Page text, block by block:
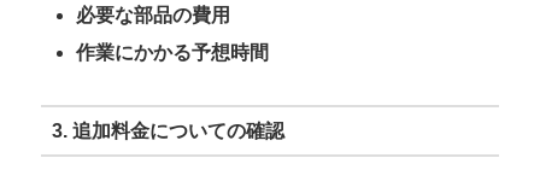
必要な部品の費用
作業にかかる予想時間
3. 追加料金についての確認